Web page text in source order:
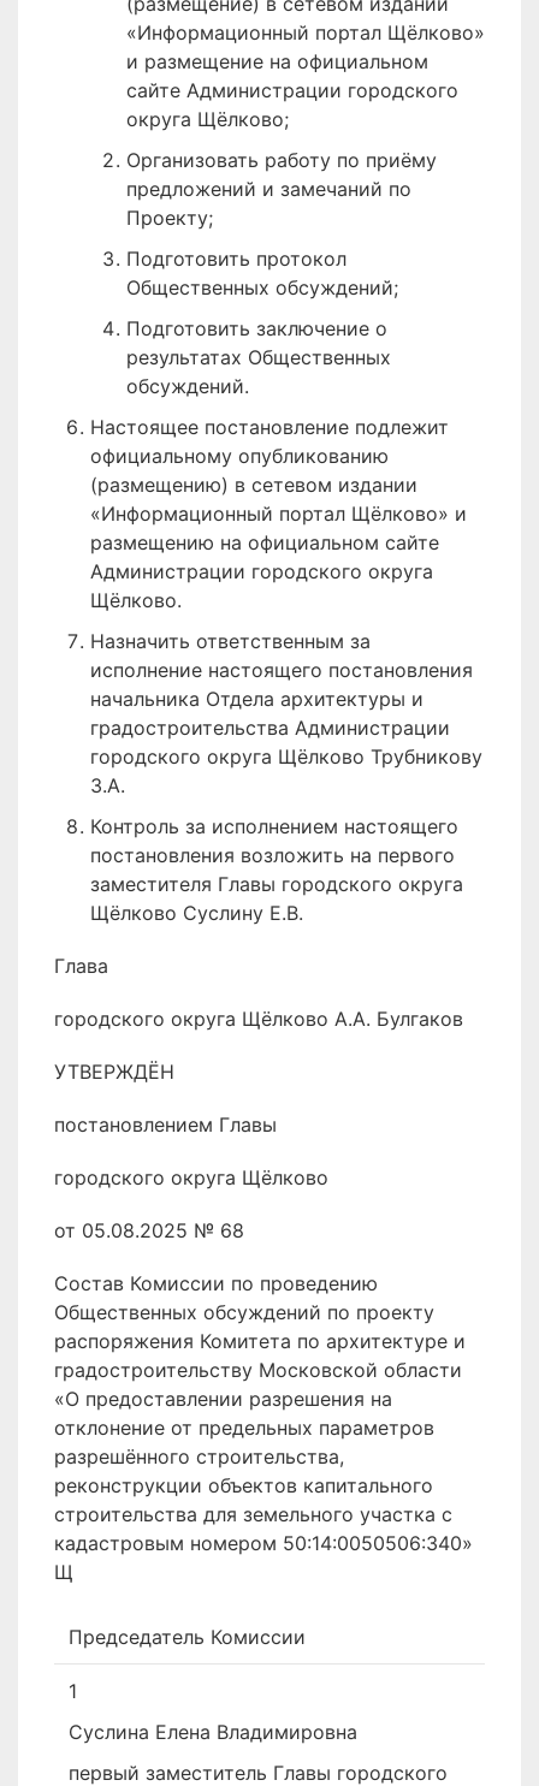
«Информационный портал Щёлково»
и размещение на официальном
сайте Администрации городского
округа Щёлково;
Организовать работу по приёму
предложений и замечаний по
Проекту;
Подготовить протокол
Общественных обсуждений;
Подготовить заключение о
результатах Общественных
обсуждений.
Настоящее постановление подлежит
официальному опубликованию
(размещению) в сетевом издании
«Информационный портал Щёлково» и
размещению на официальном сайте
Администрации городского округа
Щёлково.
Назначить ответственным за
исполнение настоящего постановления
начальника Отдела архитектуры и
градостроительства Администрации
городского округа Щёлково Трубникову
З.А.
Контроль за исполнением настоящего
постановления возложить на первого
заместителя Главы городского округа
Щёлково Суслину Е.В.
Глава
городского округа Щёлково А.А. Булгаков
УТВЕРЖДЁН
постановлением Главы
городского округа Щёлково
от 05.08.2025 № 68
Состав Комиссии по проведению
Общественных обсуждений по проекту
распоряжения Комитета по архитектуре и
градостроительству Московской области
«О предоставлении разрешения на
отклонение от предельных параметров
разрешённого строительства,
реконструкции объектов капитального
строительства для земельного участка с
кадастровым номером 50:14:0050506:340»
Щ
Председатель Комиссии
1
Суслина Елена Владимировна
первый заместитель Главы городского